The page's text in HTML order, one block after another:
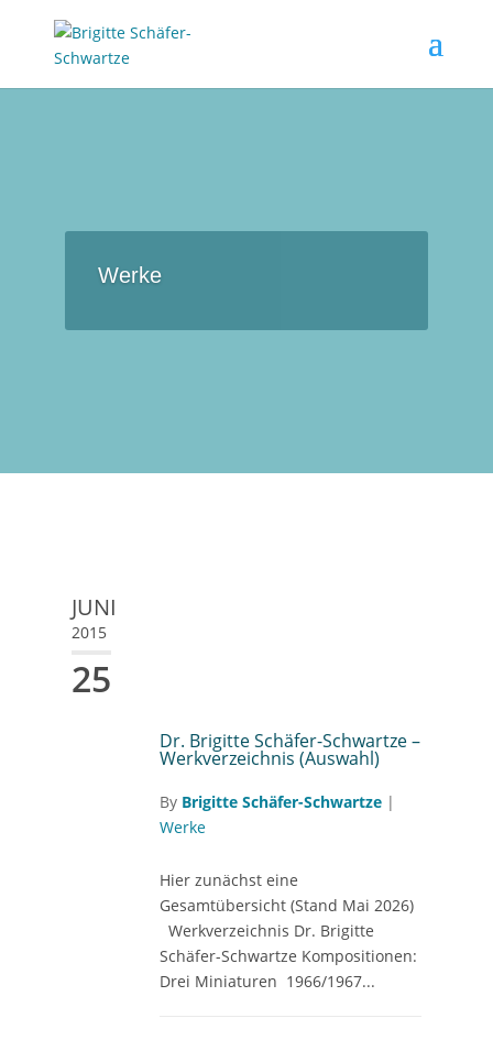
Werke
JUNI
2015
25
Dr. Brigitte Schäfer-Schwartze –
Werkverzeichnis (Auswahl)
By Brigitte Schäfer-Schwartze|
Werke
Hier zunächst eine
Gesamtübersicht (Stand Mai 2026)
Werkverzeichnis Dr. Brigitte
Schäfer-Schwartze Kompositionen:
Drei Miniaturen 1966/1967...